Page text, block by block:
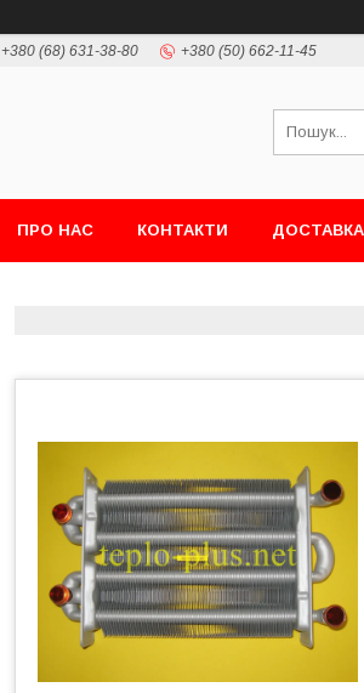
+380 (68) 631-38-80 +380 (50) 662-11-45
ПРО НАС КОНТАКТИ